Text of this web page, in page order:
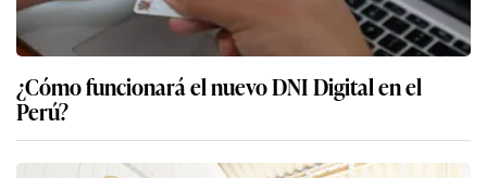
¿Cómo funcionará el nuevo DNI Digital en el
Perú?